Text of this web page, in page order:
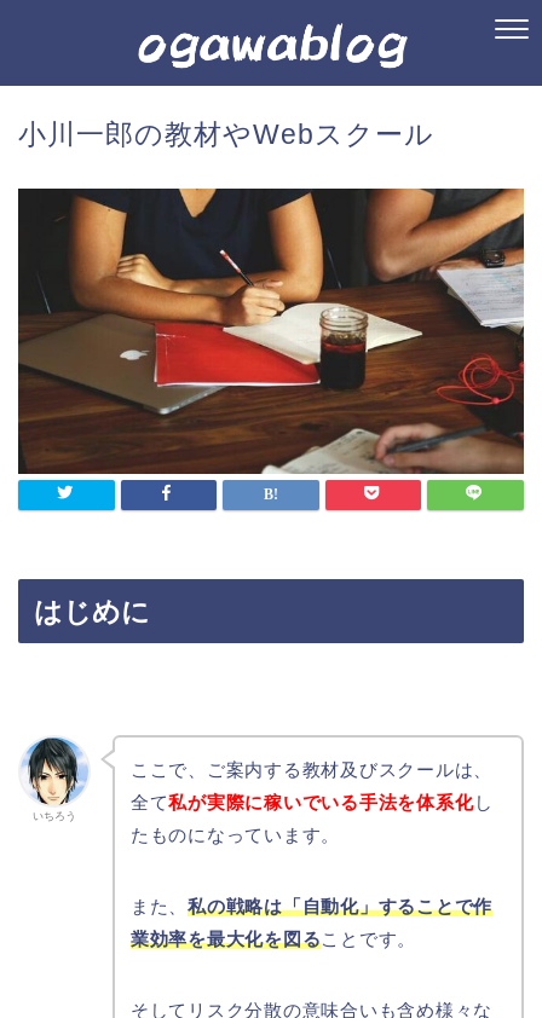
小川一郎の教材やWebスクール
はじめに
いちろう
ここで、ご案内する教材及びスクールは、
全て私が実際に稼いでいる手法を体系化し
たものになっています。
また、私の戦略は「自動化」することで作
業効率を最大化を図ることです。
そしてリスク分散の意味合いも含め様々な